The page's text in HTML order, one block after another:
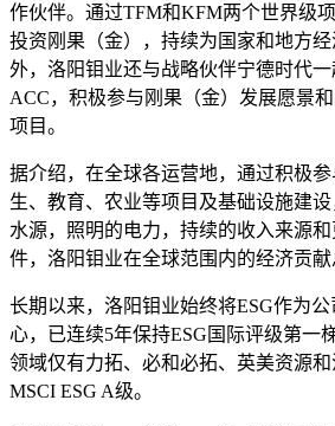
作伙伴。通过TFM和KFM两个世界级
投资刚果（金），持续为国家和地方
外，洛阳钼业还与战略伙伴宁德时代
ACC，积极参与刚果（金）发展愿景
项目。
据介绍，在全球各运营地，通过积极
生、教育、农业等项目及基础设施建
水源，照明的电力，持续的收入来源
件，洛阳钼业在全球范围内的经济贡献
长期以来，洛阳钼业始终将ESG作为
心，已连续5年保持ESG国际评级第一
领域仅有力拓、必和必拓、英美资源
MSCI ESG A级。